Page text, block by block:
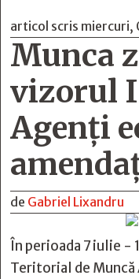
articol scris miercuri,
Munca
vizorul
Agenți
de Gabriel Lixandru
În perioada 7 iulie -
Teritorial de Muncă